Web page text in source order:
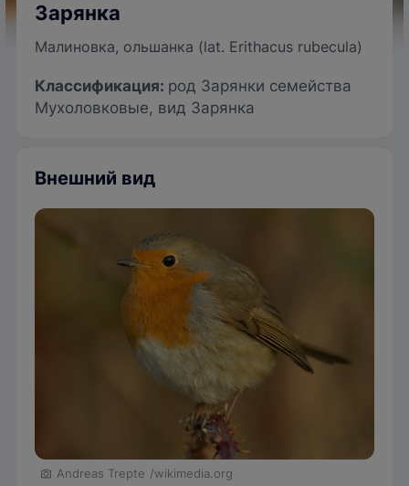
Зарянка
Малиновка, ольшанка (lat. Erithacus rubecula)
Классификация: род Зарянки семейства
Мухоловковые, вид Зарянка
Внешний вид
Andreas Trepte /wikimedia.org